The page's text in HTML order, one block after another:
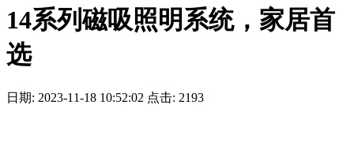
14系列磁吸照明系统，家居首
选
日期: 2023-11-18 10:52:02 点击: 2193